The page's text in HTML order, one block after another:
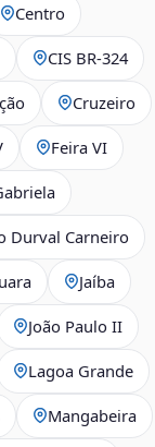
Centro
CIS BR‑324
Cruzeiro
Feira VI
Durval Carneiro
Jaíba
João Paulo II
Lagoa Grande
Mangabeira